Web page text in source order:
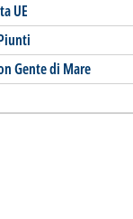
UE
Gente di Mare